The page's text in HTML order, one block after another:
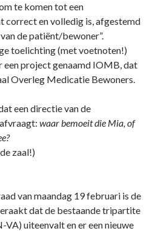
te komen tot een
correct en volledig is, afgestemd
de patiënt/bewoner”.
toelichting (met voetnoten!)
project genaamd IOMB, dat
Overleg Medicatie Bewoners.
een directie van de
waar bemoeit die Mia, of
zaal!)
van maandag 19 februari is de
dat de bestaande tripartite
uiteenvalt en er een nieuwe